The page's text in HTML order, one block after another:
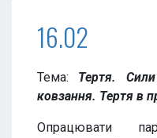
16.02
Тема: Тертя.
ковзання. Тертя в
Опрацювати